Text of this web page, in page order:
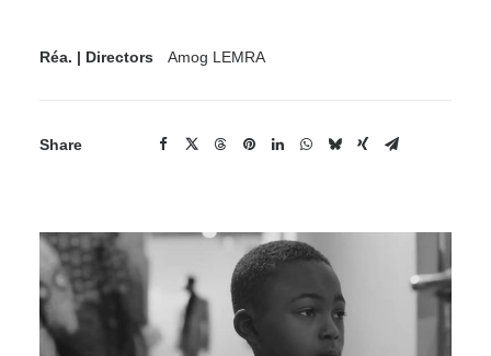
Réa. | Directors Amog LEMRA
Share